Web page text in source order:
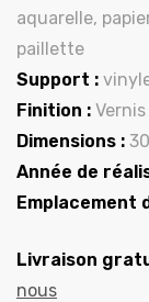
aquarelle,
paillette
Support :
Finition :
Dimensions :
Année de
Emplacement
Livraison
nous